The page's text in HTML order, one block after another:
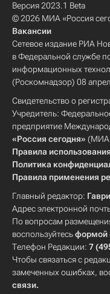
Версия 2023.1 Beta
© 2026 МИА «Россия
Вакансии
Сетевое издание РИА
в Федеральной службе
информационных
(Роскомнадзор) 08
Свидетельство о
Учредитель:
предприятие
«Россия сегодня» (МИА
Правила
Политика
Правила применения
Главный редактор:
Адрес электронной
По вопросам
воспользуйтесьформой
Телефон Редакции: 7
Чтобы связаться с
замеченных ошибках,
связи.